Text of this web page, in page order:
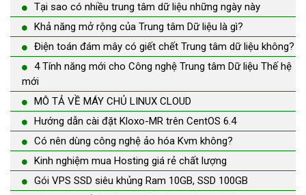
Tại sao có nhiều trung tâm dữ liệu những ngày này
Khả năng mở rộng của Trung tâm Dữ liệu là gì?
Điện toán đám mây có giết chết Trung tâm dữ liệu không?
4 Tính năng mới cho Công nghệ Trung tâm Dữ liệu Thế hệ
mới
MÔ TẢ VỀ MÁY CHỦ LINUX CLOUD
Hướng dẫn cài đặt Kloxo-MR trên CentOS 6.4
Có nên dùng công nghệ ảo hóa Kvm không?
Kinh nghiệm mua Hosting giá rẻ chất lượng
Gói VPS SSD siêu khủng Ram 10GB, SSD 100GB